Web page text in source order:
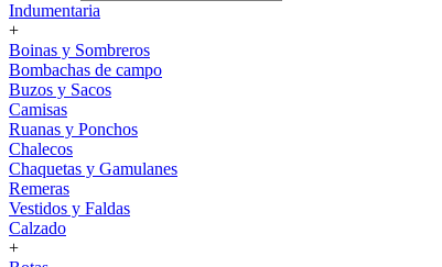
Indumentaria
+
Boinas y Sombreros
Bombachas de campo
Buzos y Sacos
Camisas
Ruanas y Ponchos
Chalecos
Chaquetas y Gamulanes
Remeras
Vestidos y Faldas
Calzado
+